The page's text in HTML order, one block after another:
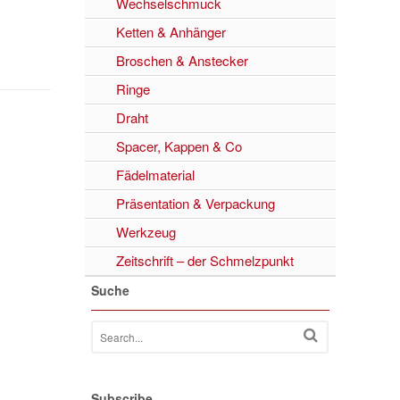
Ketten & Anhänger
Broschen & Anstecker
Ringe
Draht
Spacer, Kappen & Co
Fädelmaterial
Präsentation & Verpackung
Werkzeug
Zeitschrift – der Schmelzpunkt
Suche